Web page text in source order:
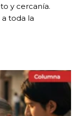
y cercanía.
toda la